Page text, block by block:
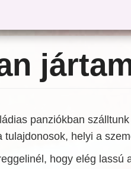
panziókban
helyi a
hogy elég lassú